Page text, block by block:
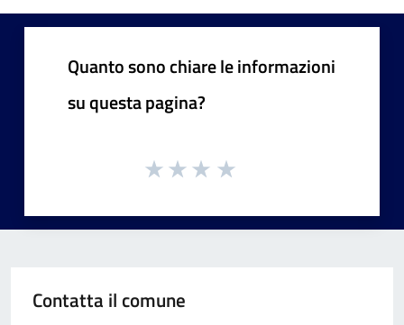
Quanto sono chiare le informazioni
su questa pagina?
Contatta il comune